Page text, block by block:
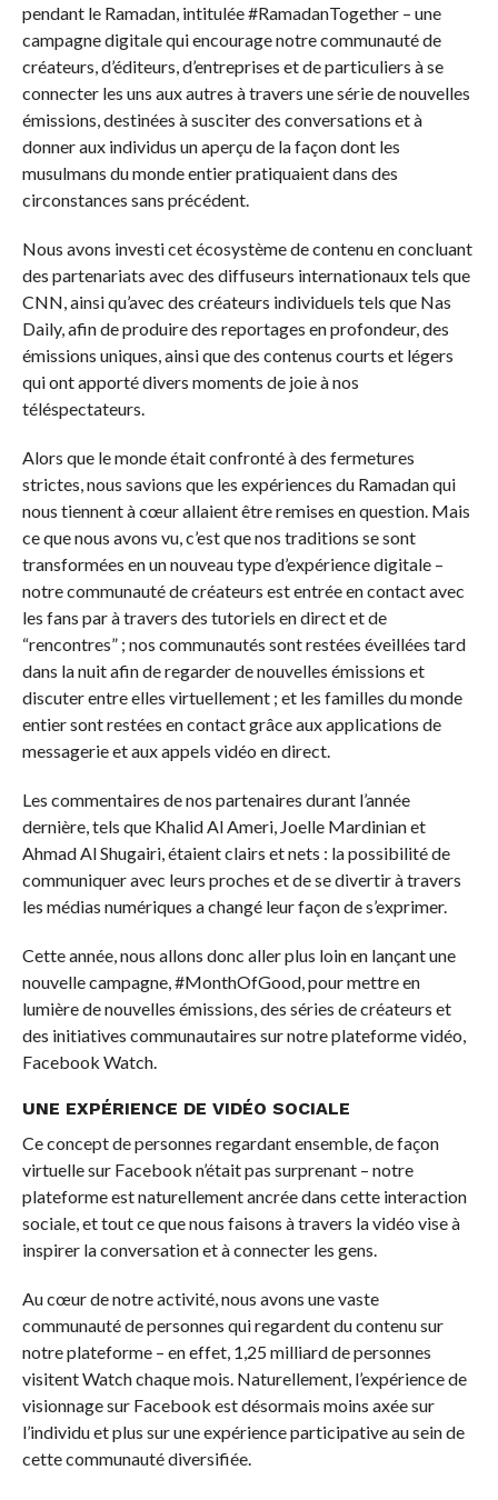
pendant le Ramadan, intitulée #RamadanTogether – une
campagne digitale qui encourage notre communauté de
créateurs, d’éditeurs, d’entreprises et de particuliers à se
connecter les uns aux autres à travers une série de nouvelles
émissions, destinées à susciter des conversations et à
donner aux individus un aperçu de la façon dont les
musulmans du monde entier pratiquaient dans des
circonstances sans précédent.
Nous avons investi cet écosystème de contenu en concluant
des partenariats avec des diffuseurs internationaux tels que
CNN, ainsi qu’avec des créateurs individuels tels que Nas
Daily, afin de produire des reportages en profondeur, des
émissions uniques, ainsi que des contenus courts et légers
qui ont apporté divers moments de joie à nos
téléspectateurs.
Alors que le monde était confronté à des fermetures
strictes, nous savions que les expériences du Ramadan qui
nous tiennent à cœur allaient être remises en question. Mais
ce que nous avons vu, c’est que nos traditions se sont
transformées en un nouveau type d’expérience digitale –
notre communauté de créateurs est entrée en contact avec
les fans par à travers des tutoriels en direct et de
“rencontres” ; nos communautés sont restées éveillées tard
dans la nuit afin de regarder de nouvelles émissions et
discuter entre elles virtuellement ; et les familles du monde
entier sont restées en contact grâce aux applications de
messagerie et aux appels vidéo en direct.
Les commentaires de nos partenaires durant l’année
dernière, tels que Khalid Al Ameri, Joelle Mardinian et
Ahmad Al Shugairi, étaient clairs et nets : la possibilité de
communiquer avec leurs proches et de se divertir à travers
les médias numériques a changé leur façon de s’exprimer.
Cette année, nous allons donc aller plus loin en lançant une
nouvelle campagne, #MonthOfGood, pour mettre en
lumière de nouvelles émissions, des séries de créateurs et
des initiatives communautaires sur notre plateforme vidéo,
Facebook Watch.
UNE EXPÉRIENCE DE VIDÉO SOCIALE
Ce concept de personnes regardant ensemble, de façon
virtuelle sur Facebook n’était pas surprenant – notre
plateforme est naturellement ancrée dans cette interaction
sociale, et tout ce que nous faisons à travers la vidéo vise à
inspirer la conversation et à connecter les gens.
Au cœur de notre activité, nous avons une vaste
communauté de personnes qui regardent du contenu sur
notre plateforme – en effet, 1,25 milliard de personnes
visitent Watch chaque mois. Naturellement, l’expérience de
visionnage sur Facebook est désormais moins axée sur
l’individu et plus sur une expérience participative au sein de
cette communauté diversifiée.